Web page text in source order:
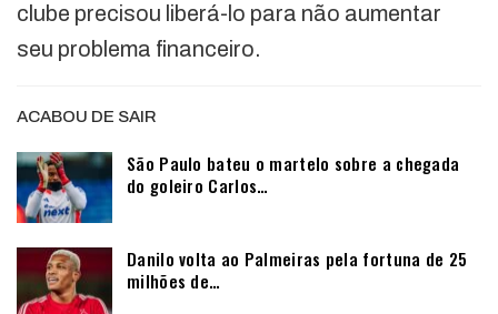
clube precisou liberá-lo para não aumentar
seu problema financeiro.
ACABOU DE SAIR
São Paulo bateu o martelo sobre a chegada
do goleiro Carlos…
Danilo volta ao Palmeiras pela fortuna de 25
milhões de…